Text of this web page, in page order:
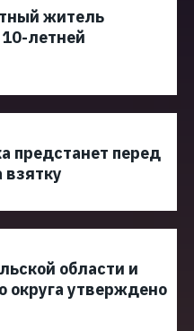
житель
летней
предстанет перед
взятку
области и
округа утверждено